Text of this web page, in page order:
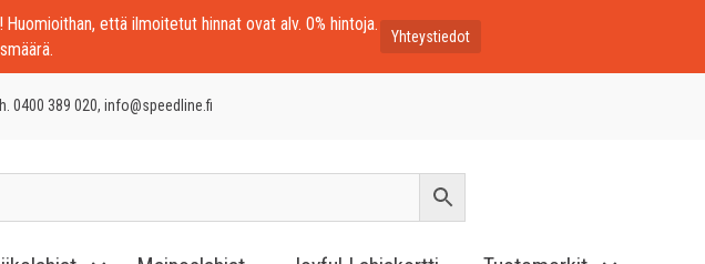
että ilmoitetut hinnat ovat alv. 0% hintoja.
Yhteystiedot
0400 389 020, info@speedline.fi